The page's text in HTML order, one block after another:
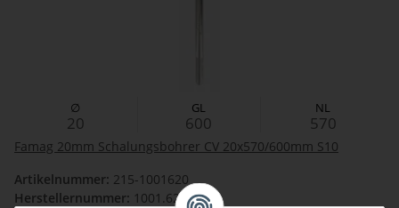
∅
20
GL
600
NL
570
Famag 20mm Schalungsbohrer CV 20x570/600mm S10
Artikelnummer: 215-1001620
Herstellernummer: 1001.620